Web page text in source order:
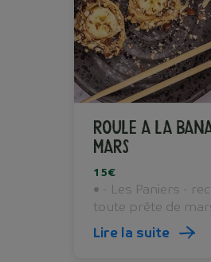
ROULE A LA
Mars
15€
• - Les Paniers -
toute prête de
Lire la suite